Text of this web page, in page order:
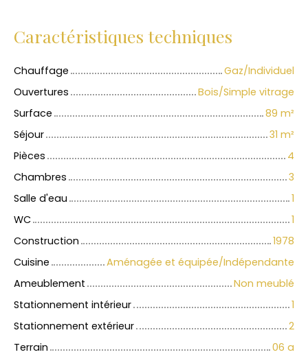
Caractéristiques techniques
Chauffage
Gaz/Individuel
Ouvertures
Bois/Simple vitrage
Surface
89 m²
Séjour
31 m²
Pièces
4
Chambres
3
Salle d'eau
1
WC
1
Construction
1978
Cuisine
Aménagée et équipée/Indépendante
Ameublement
Non meublé
Stationnement intérieur
1
Stationnement extérieur
2
Terrain
06 a